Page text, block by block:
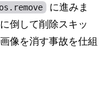
os.remove
に進みま
倒して削除スキッ
像を消す事故を仕組